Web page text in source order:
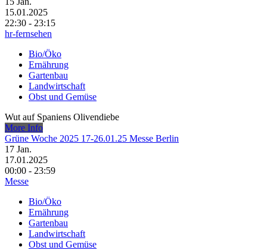
15.01.2025
22:30 - 23:15
hr-fernsehen
Bio/Öko
Ernährung
Gartenbau
Landwirtschaft
Obst und Gemüse
Wut auf Spaniens Olivendiebe
More Info
Grüne Woche 2025 17-26.01.25 Messe Berlin
17 Jan.
17.01.2025
00:00 - 23:59
Messe
Bio/Öko
Ernährung
Gartenbau
Landwirtschaft
Obst und Gemüse